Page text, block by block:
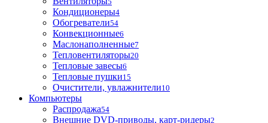
Кондиционеры4
Обогреватели54
Конвекционные6
Маслонаполненные7
Тепловентиляторы20
Тепловые завесы6
Тепловые пушки15
Очистители, увлажнители10
Компьютеры
Распродажа54
Внешние DVD-приводы, карт-ридеры2